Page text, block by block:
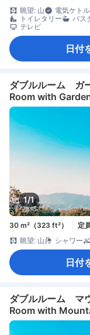
眺望: 山
電気ケトル
トイレタリー
バス
テレビ
日付
ダブルルーム ガ
Room with
1/1
30 m²（323 ft²） 定
眺望: 山
シャワー
日付
ダブルルーム マ
Room with